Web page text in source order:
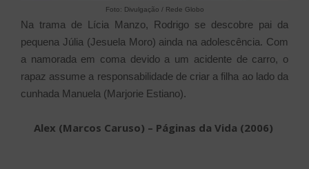
Foto: Divulgação / Rede Globo
Na trama de Lícia Manzo, Rodrigo se descobre pai da
pequena Júlia (Jesuela Moro) ainda na adolescência. Com
a namorada em coma devido a um acidente de carro, o
rapaz assume a responsabilidade de criar a filha ao lado da
cunhada Manuela (Marjorie Estiano).
Alex (Marcos Caruso) – Páginas da Vida (2006)